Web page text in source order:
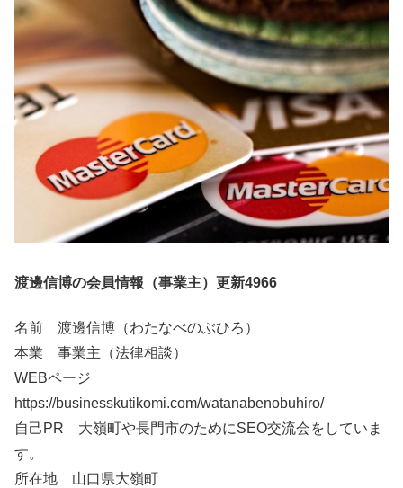
渡邊信博の会員情報（事業主）更新4966
名前 渡邊信博（わたなべのぶひろ）
本業 事業主（法律相談）
WEBページ
https://businesskutikomi.com/watanabenobuhiro/
自己PR 大嶺町や長門市のためにSEO交流会をしていま
す。
所在地 山口県大嶺町